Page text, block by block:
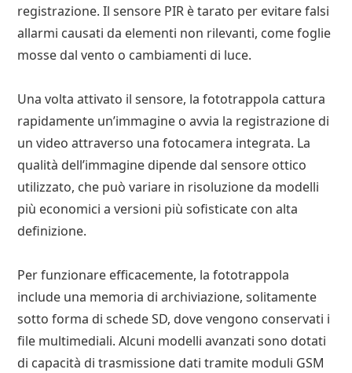
registrazione. Il sensore PIR è tarato per evitare falsi
allarmi causati da elementi non rilevanti, come foglie
mosse dal vento o cambiamenti di luce.
Una volta attivato il sensore, la fototrappola cattura
rapidamente un’immagine o avvia la registrazione di
un video attraverso una fotocamera integrata. La
qualità dell’immagine dipende dal sensore ottico
utilizzato, che può variare in risoluzione da modelli
più economici a versioni più sofisticate con alta
definizione.
Per funzionare efficacemente, la fototrappola
include una memoria di archiviazione, solitamente
sotto forma di schede SD, dove vengono conservati i
file multimediali. Alcuni modelli avanzati sono dotati
di capacità di trasmissione dati tramite moduli GSM